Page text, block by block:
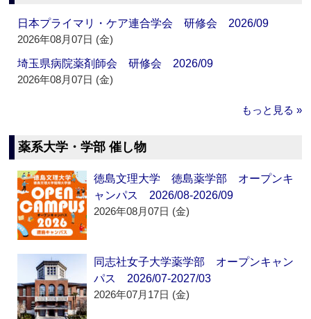
日本プライマリ・ケア連合学会 研修会 2026/09
2026年08月07日 (金)
埼玉県病院薬剤師会 研修会 2026/09
2026年08月07日 (金)
もっと見る »
薬系大学・学部 催し物
徳島文理大学 徳島薬学部 オープンキ
ャンパス 2026/08-2026/09
2026年08月07日 (金)
同志社女子大学薬学部 オープンキャン
パス 2026/07-2027/03
2026年07月17日 (金)